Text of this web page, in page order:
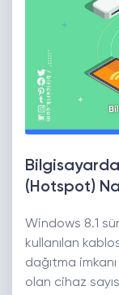
(Hotspot)
Windows 8.1
kullanılan
dağıtma
olan cihaz